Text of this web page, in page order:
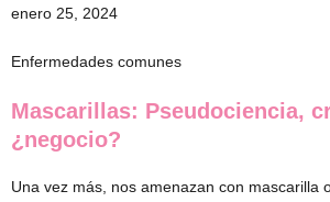
enero 25, 2024
Enfermedades comunes
Mascarillas: Pseudociencia,
¿negocio?
Una vez más, nos amenazan con mascarilla